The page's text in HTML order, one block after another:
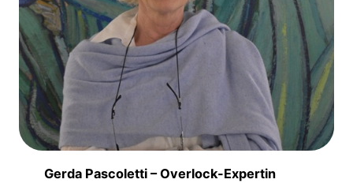
Gerda Pascoletti – Overlock-Expertin